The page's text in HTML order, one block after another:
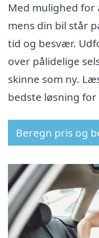
Med mulighed
mens din bil står
tid og besvær.
over pålidelige
skinne som ny.
bedste løsning for
Beregn pris og